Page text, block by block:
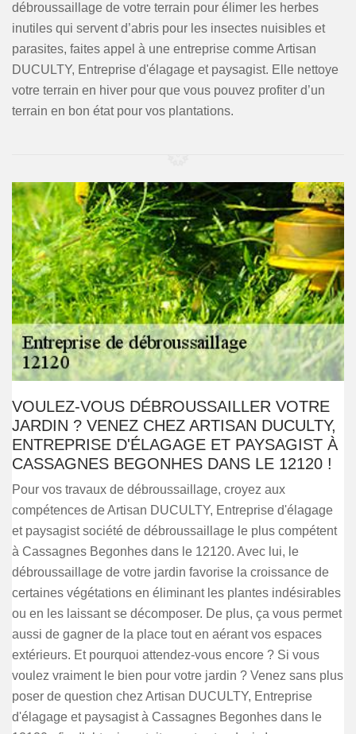
débroussaillage de votre terrain pour élimer les herbes
inutiles qui servent d’abris pour les insectes nuisibles et
parasites, faites appel à une entreprise comme Artisan
DUCULTY, Entreprise d'élagage et paysagist. Elle nettoye
votre terrain en hiver pour que vous pouvez profiter d’un
terrain en bon état pour vos plantations.
VOULEZ-VOUS DÉBROUSSAILLER VOTRE
JARDIN ? VENEZ CHEZ ARTISAN DUCULTY,
ENTREPRISE D'ÉLAGAGE ET PAYSAGIST À
CASSAGNES BEGONHES DANS LE 12120 !
Pour vos travaux de débroussaillage, croyez aux
compétences de Artisan DUCULTY, Entreprise d'élagage
et paysagist société de débroussaillage le plus compétent
à Cassagnes Begonhes dans le 12120. Avec lui, le
débroussaillage de votre jardin favorise la croissance de
certaines végétations en éliminant les plantes indésirables
ou en les laissant se décomposer. De plus, ça vous permet
aussi de gagner de la place tout en aérant vos espaces
extérieurs. Et pourquoi attendez-vous encore ? Si vous
voulez vraiment le bien pour votre jardin ? Venez sans plus
poser de question chez Artisan DUCULTY, Entreprise
d'élagage et paysagist à Cassagnes Begonhes dans le